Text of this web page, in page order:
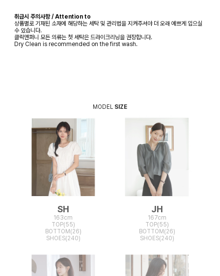
취급시 주의사항 / Attention to
상품별로 기재된 소재에 해당하는 세탁 및 관리법을 지켜주셔야 더 오래 예쁘게 입으실
수 있습니다.
클릭앤퍼니 모든 의류는 첫 세탁은 드라이크리닝을 권장합니다.
Dry Clean is recommended on the first wash.
MODEL SIZE
SH
163cm
TOP(55)
BOTTOM(26)
SHOES(240)
JH
167cm
TOP(55)
BOTTOM(26)
SHOES(240)